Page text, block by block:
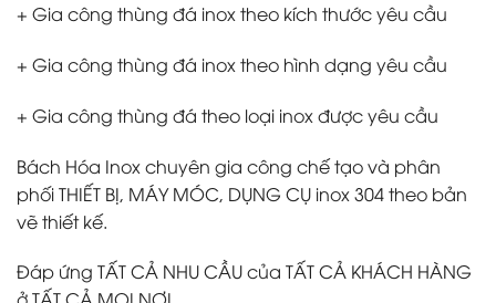
+ Gia công thùng đá inox theo kích thước yêu cầu
+ Gia công thùng đá inox theo hình dạng yêu cầu
+ Gia công thùng đá theo loại inox được yêu cầu
Bách Hóa Inox chuyên gia công chế tạo và phân
phối THIẾT BỊ, MÁY MÓC, DỤNG CỤ inox 304 theo bản
vẽ thiết kế.
Đáp ứng TẤT CẢ NHU CẦU của TẤT CẢ KHÁCH HÀNG